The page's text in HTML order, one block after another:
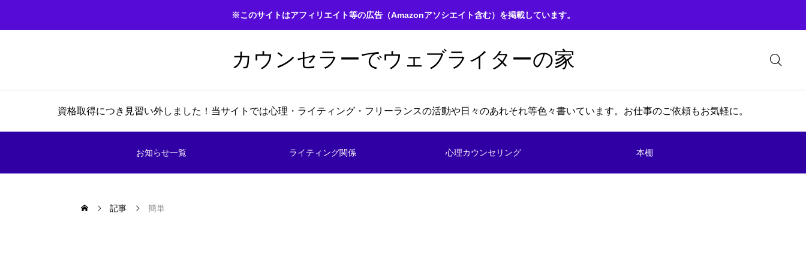
※このサイトはアフィリエイト等の広告（Amazonアソシエイト含む）を掲載しています。
カウンセラーでウェブライターの家
資格取得につき見習い外しました！当サイトでは心理・ライティング・フリーランスの活動や日々のあれそれ等色々書いています。お仕事のご依頼もお気軽に。
お知らせ一覧 ライティング関係 心理カウンセリング 本棚
記事 簡単